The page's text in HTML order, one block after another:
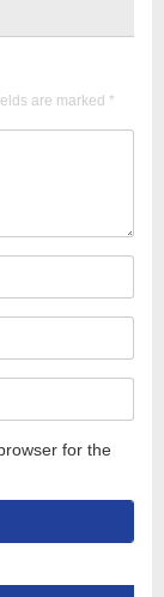
are marked *
for the